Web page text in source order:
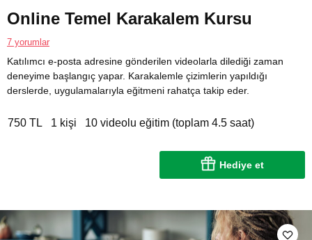
Online Temel Karakalem Kursu
7 yorumlar
Katılımcı e-posta adresine gönderilen videolarla dilediği zaman
deneyime başlangıç yapar. Karakalemle çizimlerin yapıldığı
derslerde, uygulamalarıyla eğitmeni rahatça takip eder.
750 TL 1 kişi 10 videolu eğitim (toplam 4.5 saat)
Hediye et